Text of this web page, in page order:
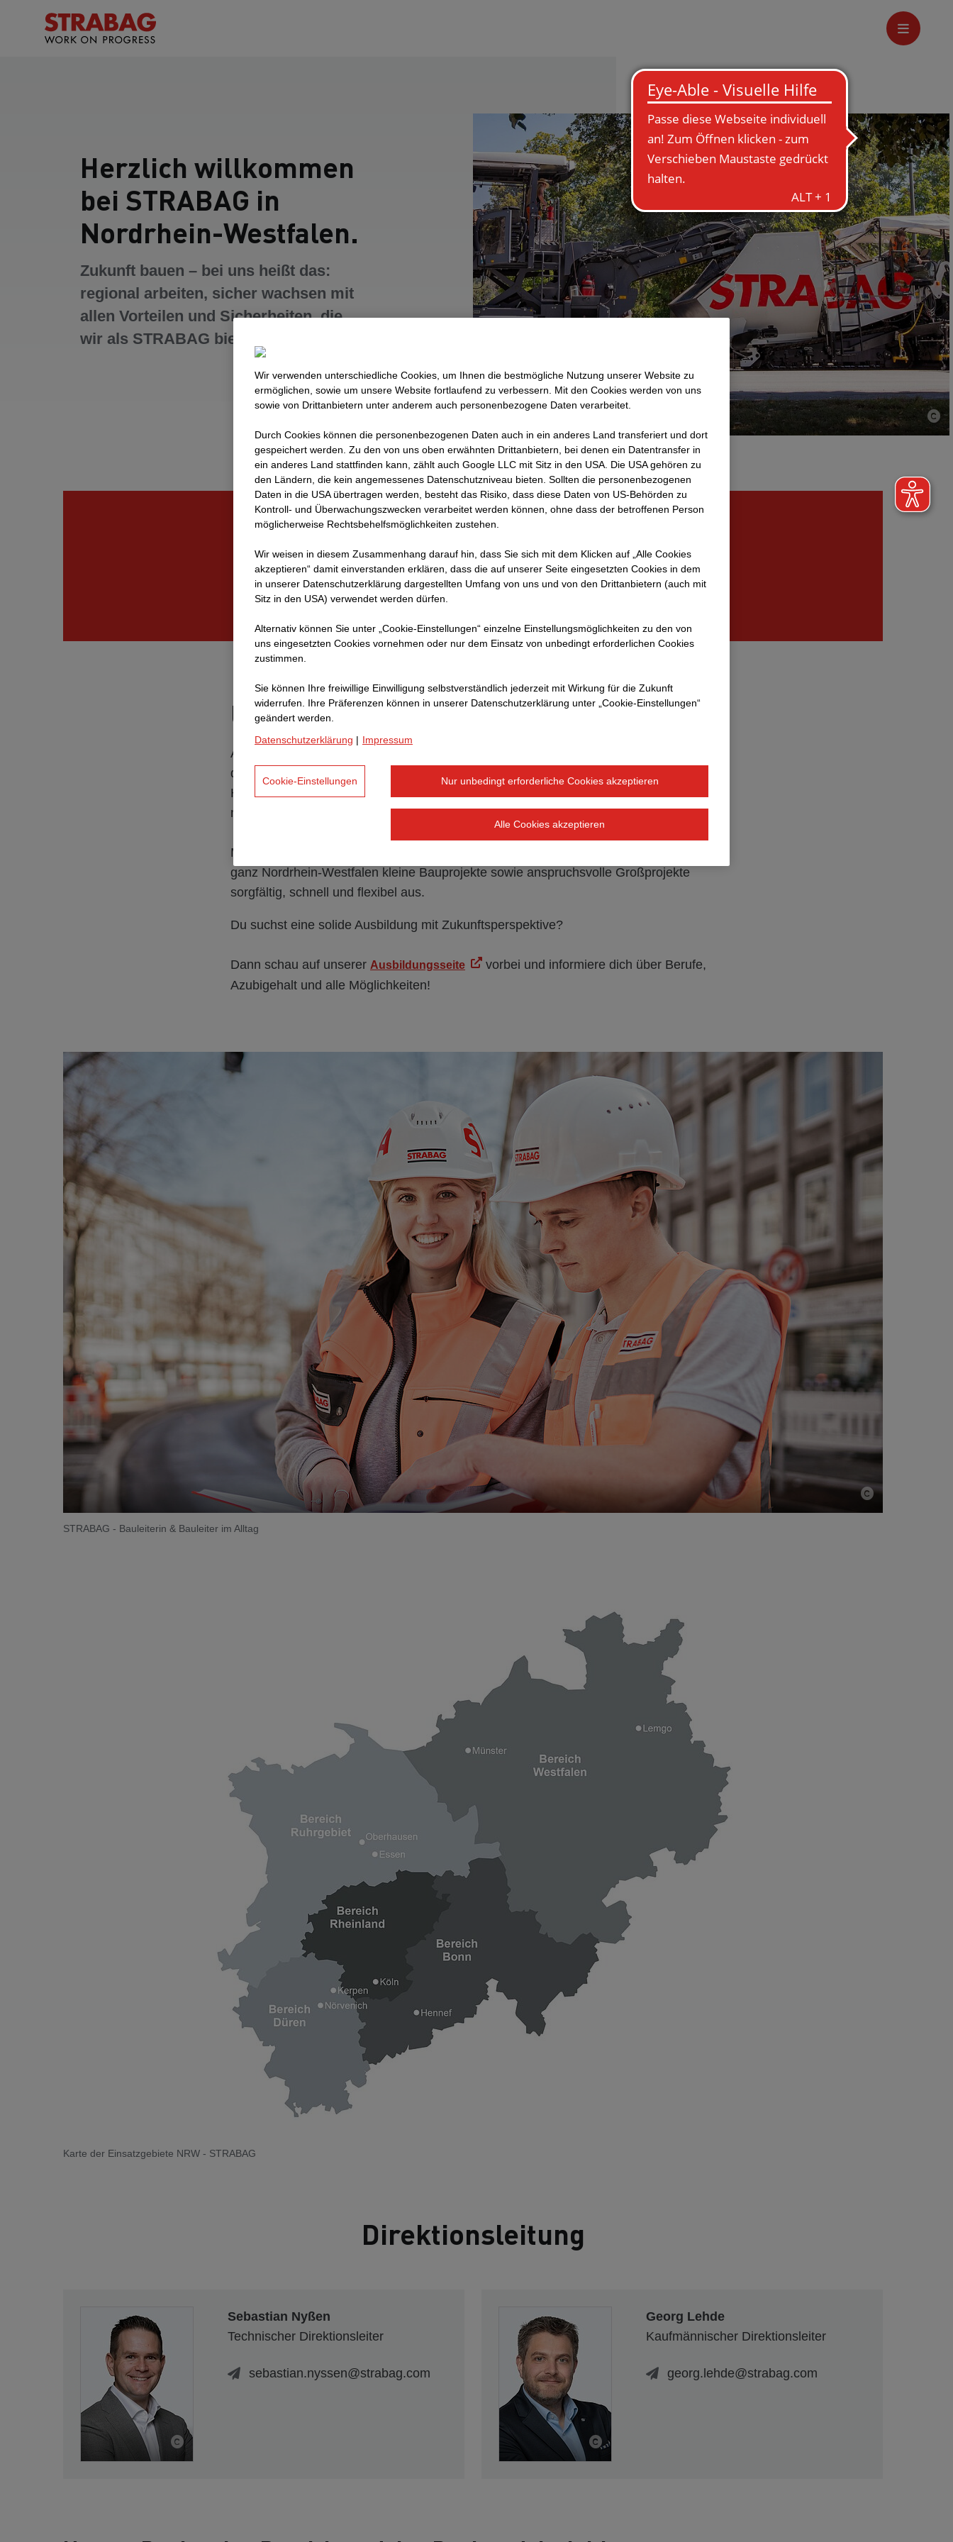
Herzlich willkommen
bei STRABAG in
Nordrhein-Westfalen.
Zukunft bauen – bei uns heißt das:
regional arbeiten, sicher wachsen mit
allen Vorteilen und Sicherheiten, die
wir als STRABAG bieten.
Jobs in der Direktion NRW
Über uns
Als einer der führenden Verkehrswegebauer in Nordrhein-Westfalen sind wir stolz
darauf, die Infrastruktur unserer Region seit 100 Jahren, mitzugestalten. Ob
Hauptverkehrsadern, Autobahnen oder Landstraßen - unsere Projekte prägen das
moderne Verkehrsnetz und tragen zur Mobilität von morgen bei.
Mit unserem hochqualifizierten Team, einem modernen Maschinenpark führen wir in
ganz Nordrhein-Westfalen kleine Bauprojekte sowie anspruchsvolle Großprojekte
sorgfältig, schnell und flexibel aus.
Du suchst eine solide Ausbildung mit Zukunftsperspektive?
Dann schau auf unserer Ausbildungsseite
vorbei und informiere dich über Berufe,
Azubigehalt und alle Möglichkeiten!
STRABAG - Bauleiterin & Bauleiter im Alltag
Karte der Einsatzgebiete NRW - STRABAG
Direktionsleitung
Sebastian Nyßen
Technischer Direktionsleiter
sebastian.nyssen@strabag.com
Georg Lehde
Kaufmännischer Direktionsleiter
georg.lehde@strabag.com
Wir verwenden unterschiedliche Cookies, um Ihnen die best­mögliche Nutzung unserer Website zu
ermöglichen, sowie um unsere Website fortlaufend zu verbessern. Mit den Cookies werden von uns
sowie von Drittanbietern unter anderem auch personenbezogene Daten verarbeitet.
Durch Cookies können die personenbezogenen Daten auch in ein anderes Land transferiert und dort
gespeichert werden. Zu den von uns oben erwähnten Drittanbietern, bei denen ein Datentransfer in
ein anderes Land stattfinden kann, zählt auch Google LLC mit Sitz in den USA. Die USA gehören zu
den Ländern, die kein angemessenes Datenschutzniveau bieten. Sollten die personenbezogenen
Daten in die USA übertragen werden, besteht das Risiko, dass diese Daten von US-Behörden zu
Kontroll- und Überwachungszwecken verarbeitet werden können, ohne dass der betroffenen Person
möglicherweise Rechtsbehelfsmöglichkeiten zustehen.
Wir weisen in diesem Zusammenhang darauf hin, dass Sie sich mit dem Klicken auf „Alle Cookies
akzeptieren“ damit ein­ver­standen erklären, dass die auf unserer Seite eingesetzten Cookies in dem
in unserer Datenschutzerklärung dargestellten Umfang von uns und von den Drittanbietern (auch mit
Sitz in den USA) verwendet werden dürfen.
Alternativ können Sie unter „Cookie-Einstellungen“ einzelne Einstellungsmöglichkeiten zu den von
uns eingesetzten Cookies vornehmen oder nur dem Einsatz von unbedingt erforderlichen Cookies
zustimmen.
Sie können Ihre freiwillige Einwilligung selbstverständlich jederzeit mit Wirkung für die Zukunft
widerrufen. Ihre Prä­fe­renzen können in unserer Datenschutzerklärung unter „Cookie-Einstellungen“
geändert werden.
Datenschutzerklärung | Impressum
Nur unbedingt erforderliche Cookies akzeptieren
Alle Cookies akzeptieren
Cookie-Einstellungen